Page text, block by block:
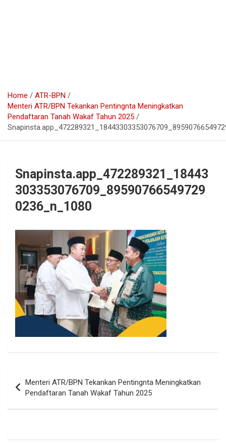
Home
ATR-BPN
Menteri ATR/BPN Tekankan Pentingnta Meningkatkan
Pendaftaran Tanah Wakaf Tahun 2025
Snapinsta.app_472289321_18443
303353076709_89590766549729
0236_n_1080
pos
Menteri ATR/BPN Tekankan Pentingnta Meningkatkan
Pendaftaran Tanah Wakaf Tahun 2025